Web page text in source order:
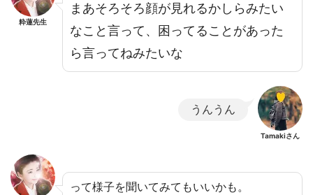
粋蓮先生
まあそろそろ顔が見れるかしらみたい
なこと言って、困ってることがあった
ら言ってねみたいな
うんうん
Tamakiさん
って様子を聞いてみてもいいかも。